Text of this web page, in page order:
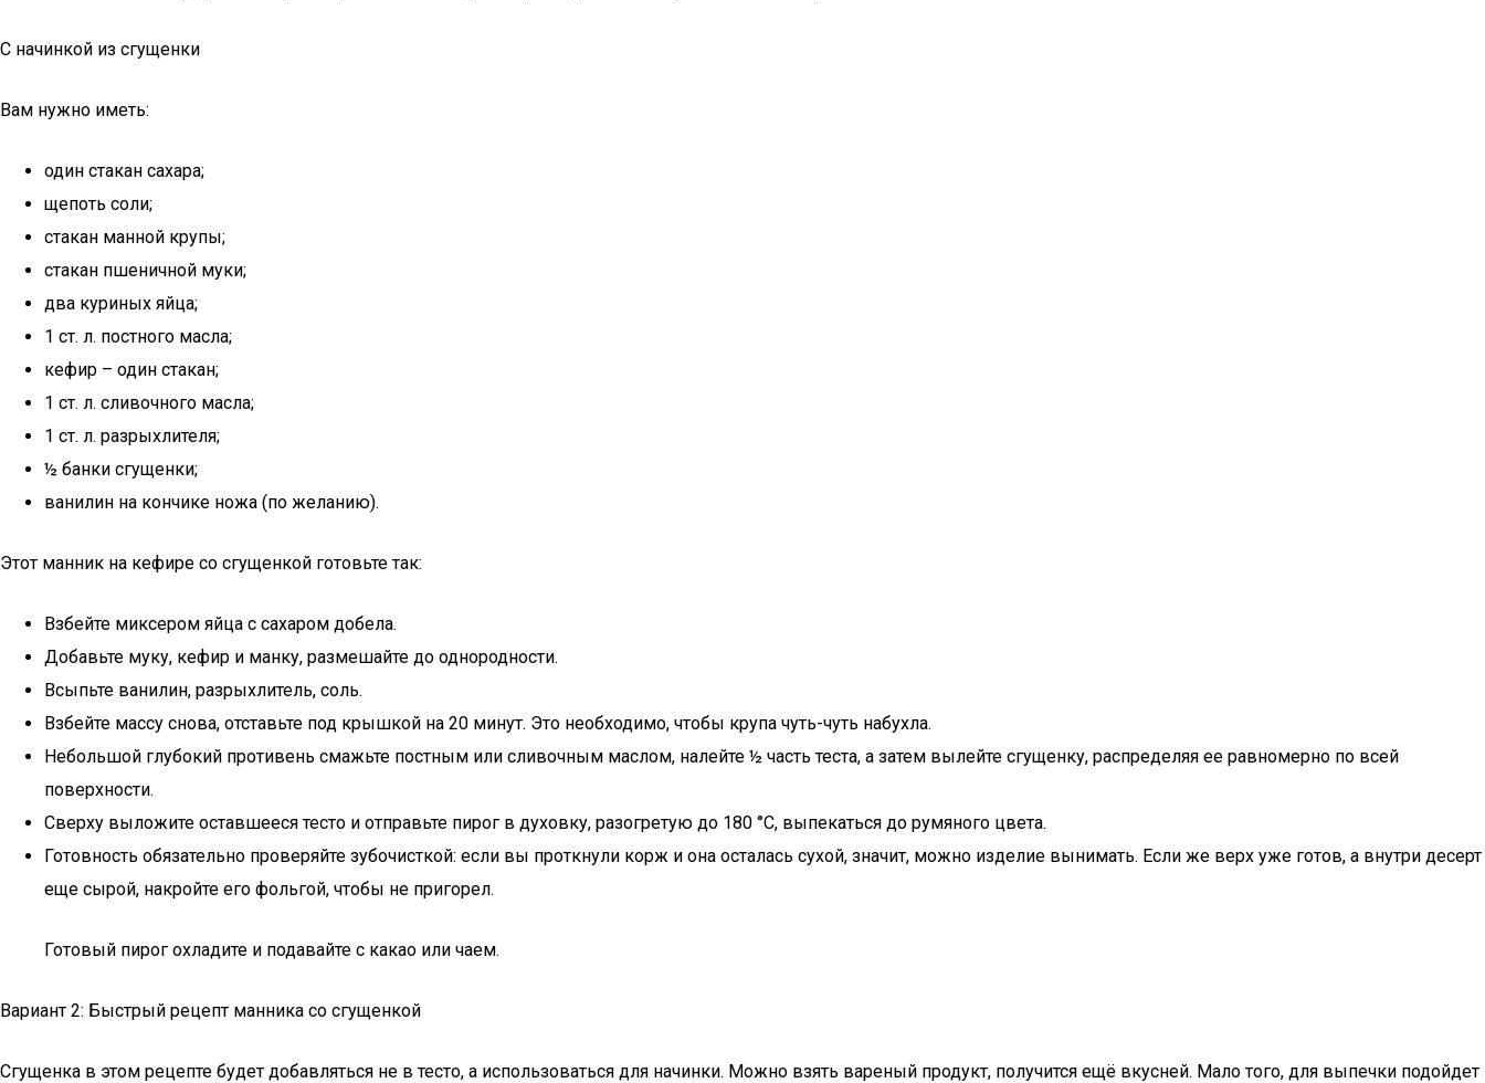
С начинкой из сгущенки
Вам нужно иметь:
один стакан сахара;
щепоть соли;
стакан манной крупы;
стакан пшеничной муки;
два куриных яйца;
1 ст. л. постного масла;
кефир – один стакан;
1 ст. л. сливочного масла;
1 ст. л. разрыхлителя;
½ банки сгущенки;
ванилин на кончике ножа (по желанию).
Этот манник на кефире со сгущенкой готовьте так:
Взбейте миксером яйца с сахаром добела.
Добавьте муку, кефир и манку, размешайте до однородности.
Всыпьте ванилин, разрыхлитель, соль.
Взбейте массу снова, отставьте под крышкой на 20 минут. Это необходимо, чтобы крупа чуть-чуть набухла.
Небольшой глубокий противень смажьте постным или сливочным маслом, налейте ½ часть теста, а затем вылейте сгущенку, распределяя ее равномерно по всей
поверхности.
Сверху выложите оставшееся тесто и отправьте пирог в духовку, разогретую до 180 °С, выпекаться до румяного цвета.
Готовность обязательно проверяйте зубочисткой: если вы проткнули корж и она осталась сухой, значит, можно изделие вынимать. Если же верх уже готов, а внутри десерт
еще сырой, накройте его фольгой, чтобы не пригорел.
Готовый пирог охладите и подавайте с какао или чаем.
Вариант 2: Быстрый рецепт манника со сгущенкой
Сгущенка в этом рецепте будет добавляться не в тесто, а использоваться для начинки. Можно взять вареный продукт, получится ещё вкусней. Мало того, для выпечки подойдет